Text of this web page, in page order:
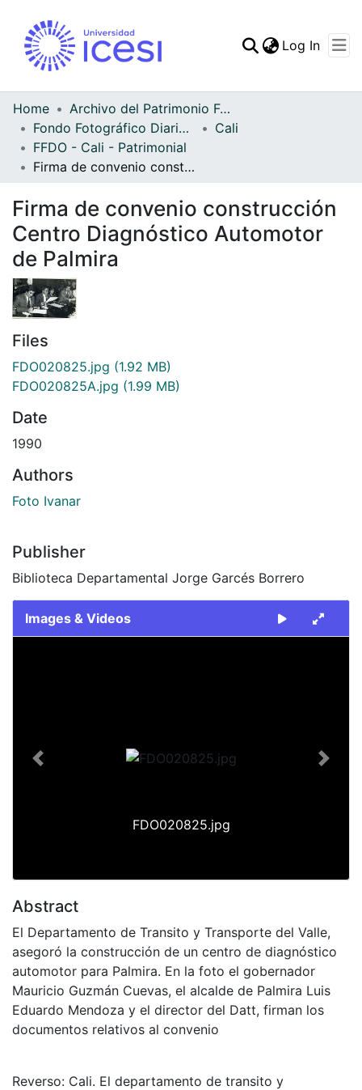
Statistics
Log In
Home
Archivo del Patrimonio Fotográfico y Fílmico del Valle del Cauca
Fondo Fotográfico Diario Occidente
Cali
FFDO - Cali - Patrimonial
Firma de convenio construcción Centro Diagnóstico Automotor de Palmira
Firma de convenio construcción
Centro Diagnóstico Automotor
de Palmira
Files
FDO020825.jpg (1.92 MB)
FDO020825A.jpg (1.99 MB)
Date
1990
Authors
Foto Ivanar
Publisher
Biblioteca Departamental Jorge Garcés Borrero
Images & Videos
FDO020825.jpg
Previous Next
Abstract
El Departamento de Transito y Transporte del Valle,
asegoró la construcción de un centro de diagnóstico
automotor para Palmira. En la foto el gobernador
Mauricio Guzmán Cuevas, el alcalde de Palmira Luis
Eduardo Mendoza y el director del Datt, firman los
documentos relativos al convenio
Reverso: Cali. El departamento de transito y